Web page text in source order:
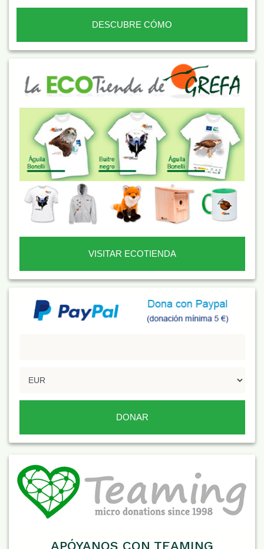
DESCUBRE CÓMO
VISITAR ECOTIENDA
APÓYANOS CON TEAMING